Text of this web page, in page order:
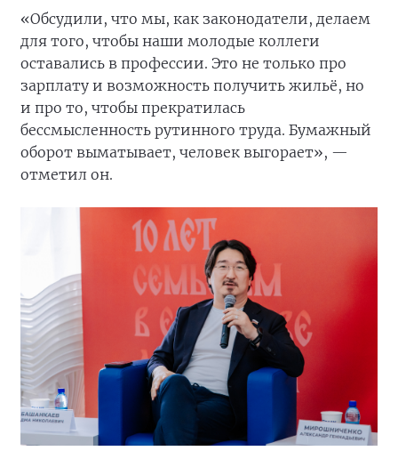
«Обсудили, что мы, как законодатели, делаем
для того, чтобы наши молодые коллеги
оставались в профессии. Это не только про
зарплату и возможность получить жильё, но
и про то, чтобы прекратилась
бессмысленность рутинного труда. Бумажный
оборот выматывает, человек выгорает», —
отметил он.